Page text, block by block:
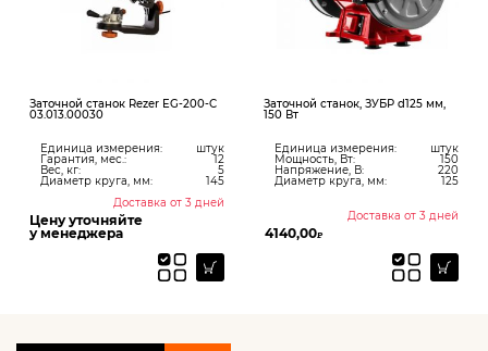
Заточной станок Rezer EG-200-C
03.013.00030
Единица измерения: штук
Гарантия, мес.: 12
Вес, кг: 5
Диаметр круга, мм:
145
Доставка от 3 дней
Цену уточняйте
у менеджера
Заточной станок, ЗУБР d125 мм,
150 Вт
Единица измерения: штук
Мощность, Вт: 150
Напряжение, В: 220
Диаметр круга, мм: 125
Доставка от 3 дней
4140,00₽